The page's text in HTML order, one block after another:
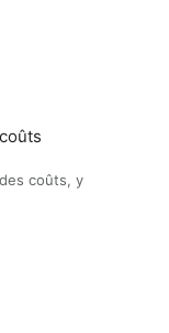
coûts, y